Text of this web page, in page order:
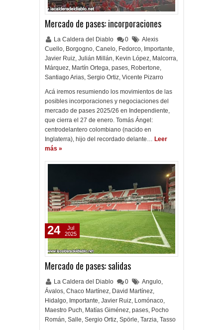
Mercado de pases: incorporaciones
La Caldera del Diablo 0
Alexis
Cuello, Borgogno, Canelo, Fedorco, Importante,
Javier Ruiz, Julián Millán, Kevin López, Malcorra,
Márquez, Martín Ortega, pases, Robertone,
Santiago Arias, Sergio Ortiz, Vicente Pizarro
Acá iremos resumiendo los movimientos de las
posibles incorporaciones y negociaciones del
mercado de pases 2025/26 en Independiente,
que cierra el 27 de enero. Tomás Ángel:
centrodelantero colombiano (nacido en
Inglaterra), hijo del recordado delante… Leer
más »
Mercado de pases: salidas
La Caldera del Diablo 0 Angulo,
Ávalos, Chaco Martínez, David Martínez,
Hidalgo, Importante, Javier Ruiz, Lomónaco,
Maestro Puch, Matías Giménez, pases, Pocho
Román, Salle, Sergio Ortiz, Spörle, Tarzia, Tasso
24
Jul
2025